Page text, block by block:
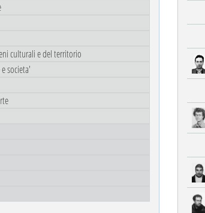
culturali e del territorio
societa'